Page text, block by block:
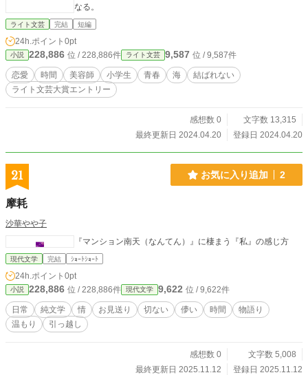
なる。
ライト文芸 完結 短編
24h.ポイント 0pt
小説 228,886 位 / 228,886件 ライト文芸 9,587 位 / 9,587件
恋愛 時間 美容師 小学生 青春 海
結ばれない
ライト文芸大賞エントリー
感想数 0
文字数 13,315
最終更新日 2024.04.20
登録日 2024.04.20
21 お気に入り追加 2
摩耗
沙華やや子
『マンション南天（なんてん）』に棲まう『私』の感じ方
現代文学 完結 ｼｮｰﾄｼｮｰﾄ
24h.ポイント 0pt
小説 228,886 位 / 228,886件 現代文学 9,622 位 / 9,622件
日常 純文学 情 お見送り 切ない 儚い 時間
物語り
温もり
引っ越し
感想数 0
文字数 5,008
最終更新日 2025.11.12
登録日 2025.11.12